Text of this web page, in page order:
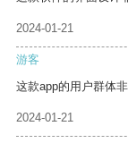
2024-01-21
游客
这款app的用户群体
2024-01-21